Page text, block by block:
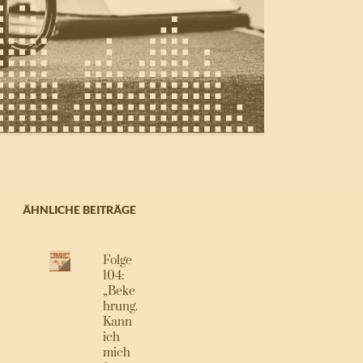
ÄHNLICHE BEITRÄGE
Folge
104:
„Beke
hrung.
Kann
ich
mich